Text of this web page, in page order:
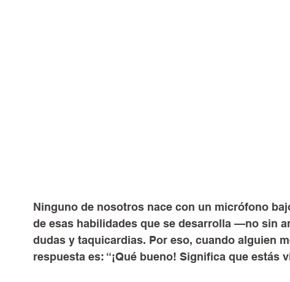
Ninguno de nosotros nace con un micrófono
de esas habilidades que se desarrolla —no sin
dudas y taquicardias. Por eso, cuando alguien
respuesta es: “¡Qué bueno! Significa que estás